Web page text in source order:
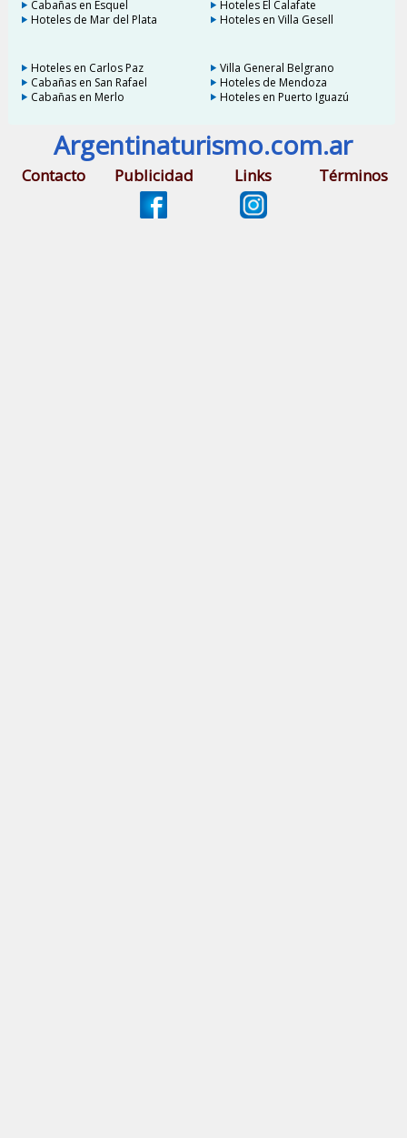
Cabañas en Esquel
Hoteles El Calafate
Hoteles de Mar del Plata
Hoteles en Villa Gesell
Hoteles en Carlos Paz
Villa General Belgrano
Cabañas en San Rafael
Hoteles de Mendoza
Cabañas en Merlo
Hoteles en Puerto Iguazú
Argentinaturismo.com.ar
Contacto Publicidad Links Términos